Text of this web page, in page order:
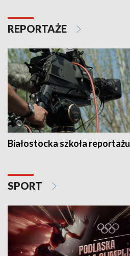
REPORTAŻE
Białostocka szkoła reportażu
SPORT